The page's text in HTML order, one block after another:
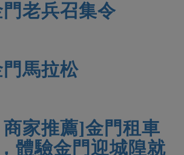
門老兵召集令
馬拉松
家推薦]金門租車
體驗金門迎城隍就